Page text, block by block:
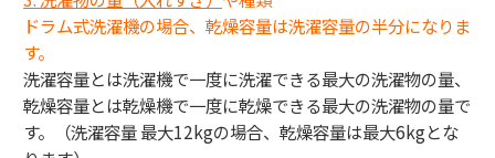
ドラム式洗濯機の場合、乾燥容量は洗濯容量の半分になりま
す。
洗濯容量とは洗濯機で一度に洗濯できる最大の洗濯物の量、
乾燥容量とは乾燥機で一度に乾燥できる最大の洗濯物の量で
す。（洗濯容量 最大12kgの場合、乾燥容量は最大6kgとな